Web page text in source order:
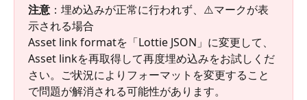
注意：埋め込みが正常に行われず、⚠️マークが表
示される場合
Asset link formatを「Lottie JSON」に変更して、
Asset linkを再取得して再度埋め込みをお試しくだ
さい。ご状況によりフォーマットを変更すること
で問題が解消される可能性があります。